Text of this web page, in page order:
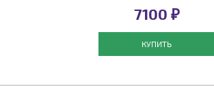
7100 ₽
КУПИТЬ